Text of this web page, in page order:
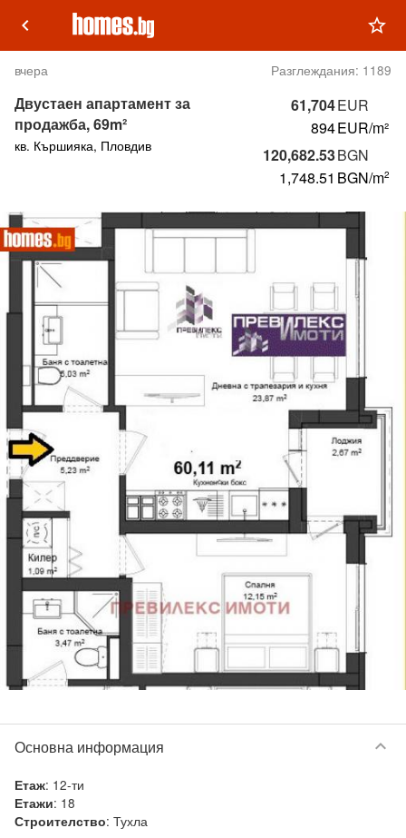
keyboard_arrow_left star_outline
вчера Разглеждания: 1189
61,704EUR
894EUR/m²
120,682.53BGN
1,748.51 BGN/m2
Двустаен апартамент за
продажба, 69m²
кв. Кършияка, Пловдив
Основна информация keyboard_arrow_down
Етаж: 12-ти
Етажи: 18
Строителство: Тухла